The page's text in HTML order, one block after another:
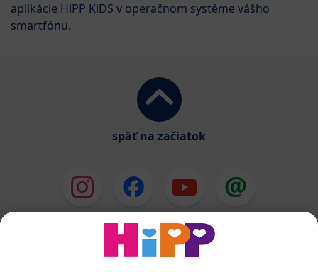
aplikácie HiPP KiDS v operačnom systéme vášho
smartfónu.
späť na začiatok
HiPP Mlieka
HiPP Príkrmy